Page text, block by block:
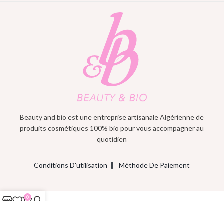
0
Beauty and bio est une entreprise artisanale Algérienne de
produits cosmétiques 100% bio pour vous accompagner au
quotidien
Conditions D'utilisation Méthode De Paiement